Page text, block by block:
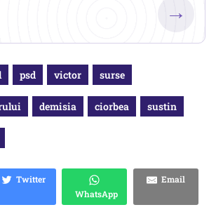
→
psd victor surse
demisia ciorbea sustin
Twitter
WhatsApp
Email